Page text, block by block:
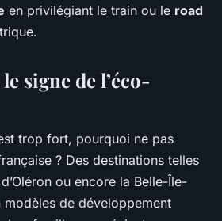
en privilégiant le train ou le road
signe de l’éco-
trop fort, pourquoi ne pas
? Des destinations telles
ou encore la Belle-Île-
modèles de développement